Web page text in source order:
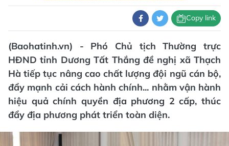
Copy link
(Baohatinh.vn) - Phó Chủ tịch Thường trực
HĐND tỉnh Dương Tất Thắng đề nghị xã Thạch
Hà tiếp tục nâng cao chất lượng đội ngũ cán bộ,
đẩy mạnh cải cách hành chính... nhằm vận hành
hiệu quả chính quyền địa phương 2 cấp, thúc
đẩy địa phương phát triển toàn diện.